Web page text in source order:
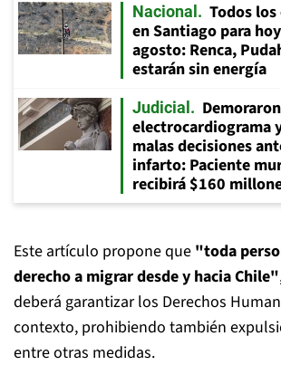
Nacional
Todos
en Santiago para
agosto: Renca,
estarán sin energía
Judicial
Demoraron
electrocardiograma
malas decisiones
infarto: Paciente
recibirá $160
Este artículo propone que "toda
derecho a migrar desde y hacia Chile"
deberá garantizar los Derechos
contexto, prohibiendo también
entre otras medidas.